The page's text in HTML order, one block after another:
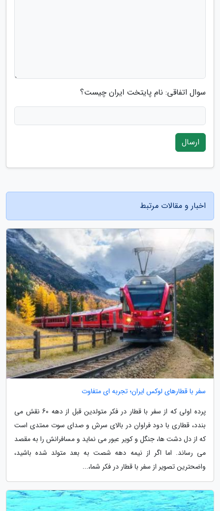
سوال اتفاقی: نام پایتخت ایران چیست؟
ارسال
اخبار و مقالات مرتبط
سفر با قطارهای لوکس ایران؛ تجربه ای متفاوت
پرده اولی که از سفر با قطار در فکر متولدین قبل از دهه 60 نقش می
بندد، قطاری با دود فراوان در بالای سرش و صدای سوت ممتدی است
که از دل دشت ها، جنگل و کویر عبور می نماید و مسافرانش را به مقصد
می رساند. اما اگر از نیمه دهه شصت به بعد متولد شده باشید،
واضحترین تصویر از سفر با قطار در فکر شما،...